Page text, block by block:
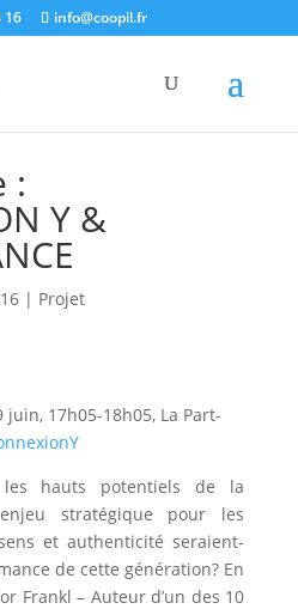
16 info@coopil.fr
:
Y &
| Projet
juin, 17h05-18h05, La Part-
hauts potentiels de la
stratégique pour les
et authenticité seraient-
de cette génération? En
Frankl – Auteur d’un des 10